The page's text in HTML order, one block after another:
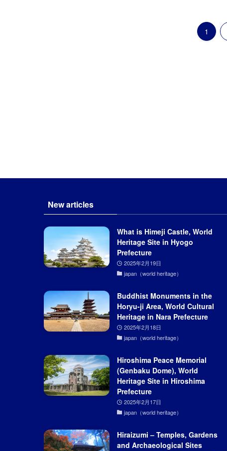
1
New articles
What is Himeji Castle, World
Heritage Site in Hyogo
Prefecture
2025年2月19日
japan（world heritage）
Buddhist Monuments in the
Horyu-ji Area, World Cultural
Heritage in Nara Prefecture
2025年2月18日
japan（world heritage）
Hiroshima Peace Memorial
(Genbaku Dome), World
Heritage Site in Hiroshima
Prefecture
2025年2月17日
japan（world heritage）
Hiraizumi – Temples, Gardens
and Archaeological Sites